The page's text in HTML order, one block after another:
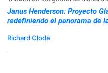
Janus Henderson: Proyecto
redefiniendo el panorama de
Richard Clode